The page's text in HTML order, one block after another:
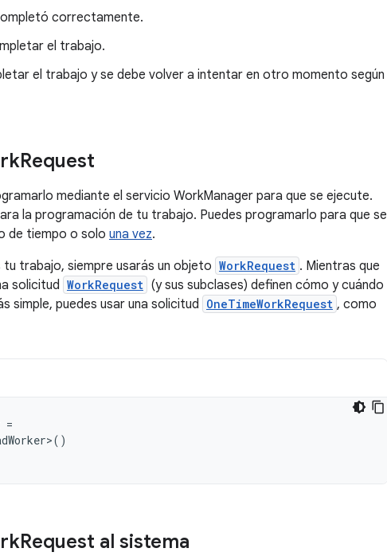
correctamente.
el trabajo.
el trabajo y se debe volver a intentar en otro momento según
Request
mediante el servicio WorkManager para que se ejecute.
la programación de tu trabajo. Puedes programarlo para que se
de tiempo o solo una vez.
trabajo, siempre usarás un objeto WorkRequest . Mientras que
solicitud WorkRequest (y sus subclases) definen cómo y cuándo
simple, puedes usar una solicitud OneTimeWorkRequest , como
=
()
Request al sistema